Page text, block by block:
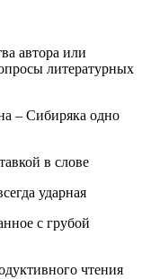
автора или
литературных
– Сибиряка одно
в слове
ударная
с грубой
чтения